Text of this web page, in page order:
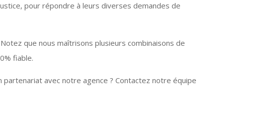
pour répondre à leurs diverses demandes de
que nous maîtrisons plusieurs combinaisons de
fiable.
avec notre agence ? Contactez notre équipe